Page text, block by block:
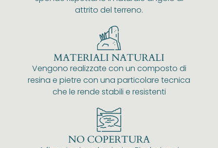
attrito del terreno.
MATERIALI NATURALI
Vengono realizzate con un composto di
resina e pietre con una particolare tecnica
che le rende stabili e resistenti
NO COPERTURA